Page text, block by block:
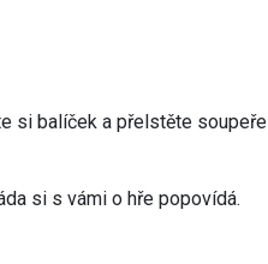
si balíček a přelstěte
si s vámi o hře popovídá.